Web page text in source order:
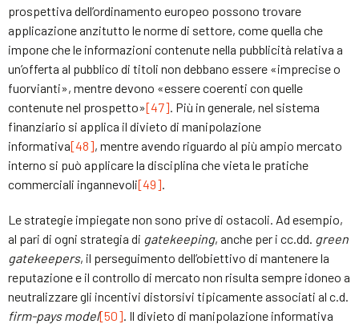
prospettiva dell’ordinamento europeo possono trovare
applicazione anzitutto le norme di settore, come quella che
impone che le informazioni contenute nella pubblicità relativa a
un’offerta al pubblico di titoli non debbano essere «imprecise o
fuorvianti», mentre devono «essere coerenti con quelle
contenute nel prospetto»[47]. Più in generale, nel sistema
finanziario si applica il divieto di manipolazione
informativa[48], mentre avendo riguardo al più ampio mercato
interno si può applicare la disciplina che vieta le pratiche
commerciali ingannevoli[49].
Le strategie impiegate non sono prive di ostacoli. Ad esempio,
al pari di ogni strategia di gatekeeping, anche per i cc.dd. green
gatekeepers, il perseguimento dell’obiettivo di mantenere la
reputazione e il controllo di mercato non risulta sempre idoneo a
neutralizzare gli incentivi distorsivi tipicamente associati al c.d.
firm-pays model[50]. Il divieto di manipolazione informativa